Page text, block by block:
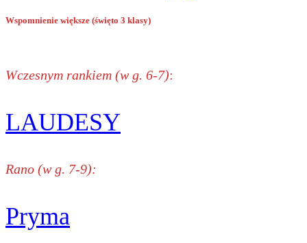
Wspomnienie większe (święto 3 klasy)
Wczesnym rankiem (w g. 6-7):
LAUDESY
Rano (w g. 7-9):
Pryma